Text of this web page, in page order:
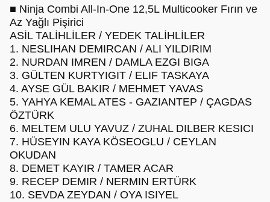
■ Ninja Combi All-In-One 12,5L Multicooker Fırın ve
Az Yağlı Pişirici
ASİL TALİHLİLER / YEDEK TALİHLİLER
1. NESLIHAN DEMIRCAN / ALI YILDIRIM
2. NURDAN IMREN / DAMLA EZGI BIGA
3. GÜLTEN KURTYIGIT / ELIF TASKAYA
4. AYSE GÜL BAKIR / MEHMET YAVAS
5. YAHYA KEMAL ATES - GAZIANTEP / ÇAGDAS
ÖZTÜRK
6. MELTEM ULU YAVUZ / ZUHAL DILBER KESICI
7. HÜSEYIN KAYA KÖSEOGLU / CEYLAN
OKUDAN
8. DEMET KAYIR / TAMER ACAR
9. RECEP DEMIR / NERMIN ERTÜRK
10. SEVDA ZEYDAN / OYA ISIYEL